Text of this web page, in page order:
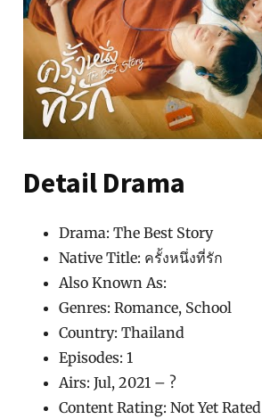
Detail Drama
Drama: The Best Story
Native Title: ครั้งหนึ่งที่รัก
Also Known As:
Genres: Romance, School
Country: Thailand
Episodes: 1
Airs: Jul, 2021 – ?
Content Rating: Not Yet Rated